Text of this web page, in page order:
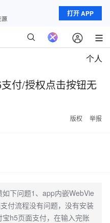
打开 APP
个人
付/授权点击按钮无
版权 举报
下问题1、app内嵌WebVie
付流程没有问题，没有安装
h5页面支付，在输入完账